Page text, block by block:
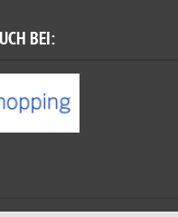
BEI: